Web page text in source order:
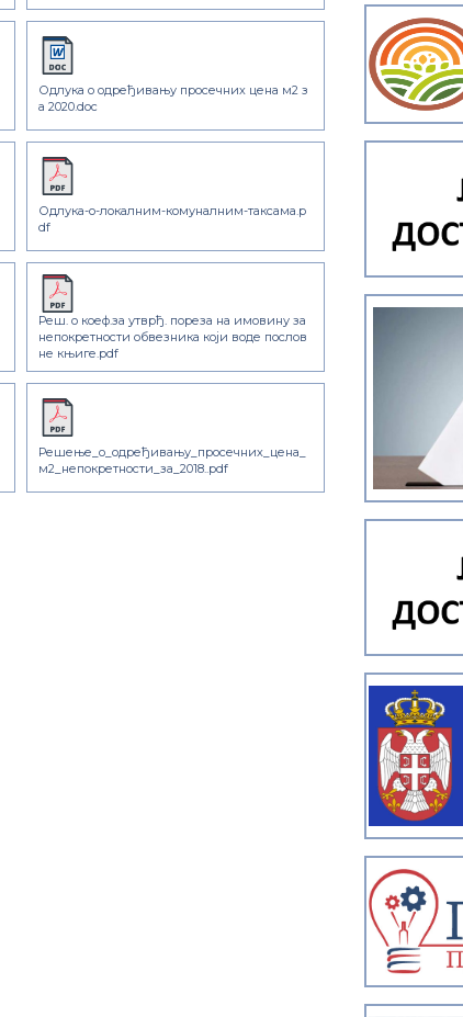
Одлука о одређивању просечних цена м2 з
а 2020.doc
Одлука-о-локалним-комуналним-таксама.p
df
Реш. о коеф.за утврђ. пореза на имовину за
непокретности обвезника који воде послов
не књиге.pdf
Решење_о_одређивању_просечних_цена_
м2_непокретности_за_2018..pdf